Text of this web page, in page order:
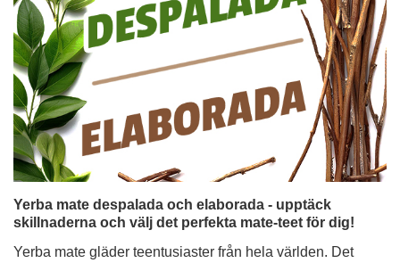
Yerba mate despalada och elaborada - upptäck
skillnaderna och välj det perfekta mate-teet för dig!
Yerba mate gläder teentusiaster från hela världen. Det